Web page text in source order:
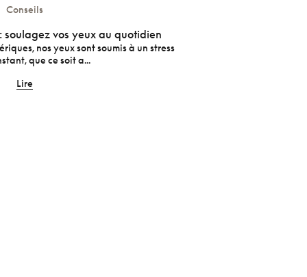
Conseils
soulagez vos yeux au quotidien
nos yeux sont soumis à un stress
que ce soit a...
Lire